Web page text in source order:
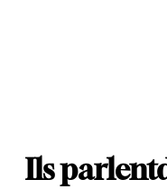
Ils parlent